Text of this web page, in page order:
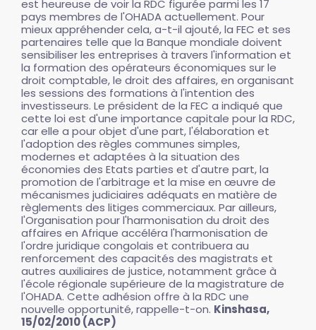
est heureuse de voir la RDC figurée parmi les 17
pays membres de l'OHADA actuellement. Pour
mieux appréhender cela, a-t-il ajouté, la FEC et ses
partenaires telle que la Banque mondiale doivent
sensibiliser les entreprises à travers l'information et
la formation des opérateurs économiques sur le
droit comptable, le droit des affaires, en organisant
les sessions des formations à l'intention des
investisseurs. Le président de la FEC a indiqué que
cette loi est d'une importance capitale pour la RDC,
car elle a pour objet d'une part, l'élaboration et
l'adoption des règles communes simples,
modernes et adaptées à la situation des
économies des Etats parties et d'autre part, la
promotion de l'arbitrage et la mise en œuvre de
mécanismes judiciaires adéquats en matière de
règlements des litiges commerciaux. Par ailleurs,
l'Organisation pour l'harmonisation du droit des
affaires en Afrique accéléra l'harmonisation de
l'ordre juridique congolais et contribuera au
renforcement des capacités des magistrats et
autres auxiliaires de justice, notamment grâce à
l'école régionale supérieure de la magistrature de
l'OHADA. Cette adhésion offre à la RDC une
nouvelle opportunité, rappelle-t-on. Kinshasa,
15/02/2010 (ACP)